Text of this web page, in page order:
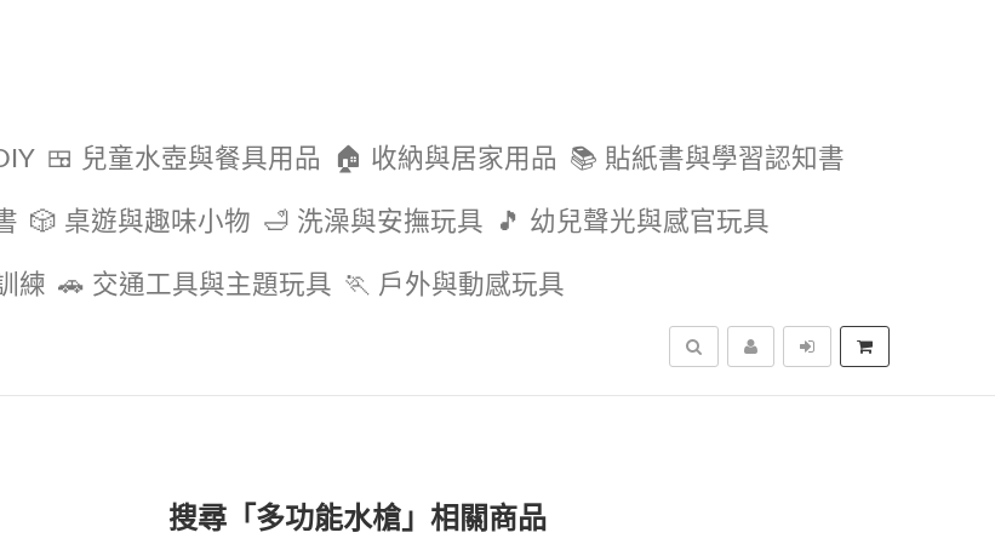
🍱 兒童水壺與餐具用品 🏠 收納與居家用品 📚 貼紙書與學習認知書
🎲 桌遊與趣味小物 🛁 洗澡與安撫玩具 🎵 幼兒聲光與感官玩具
練 🚗 交通工具與主題玩具 🏃 戶外與動感玩具
搜尋
搜尋「多功能水槍」相關商品